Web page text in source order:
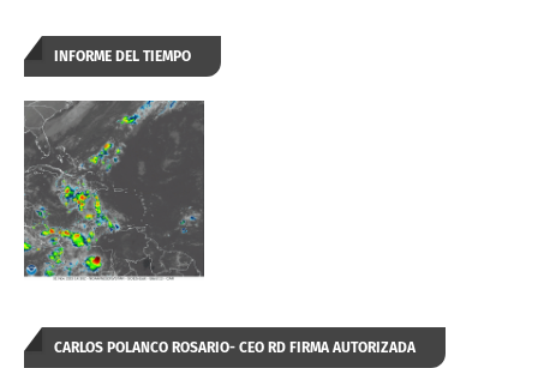
INFORME DEL TIEMPO
CARLOS POLANCO ROSARIO- CEO RD FIRMA AUTORIZADA